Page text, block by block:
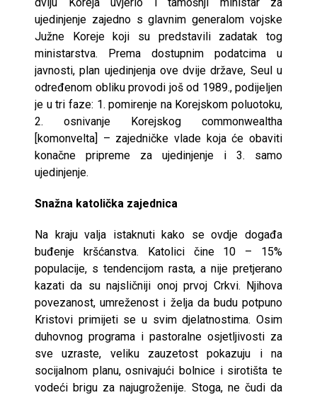
ujedinjenje zajedno s glavnim generalom vojske
Južne Koreje koji su predstavili zadatak tog
ministarstva. Prema dostupnim podatcima u
javnosti, plan ujedinjenja ove dvije države, Seul u
određenom obliku provodi još od 1989., podijeljen
je u tri faze: 1. pomirenje na Korejskom poluotoku,
2. osnivanje Korejskog commonwealtha
[komonvelta] – zajedničke vlade koja će obaviti
konačne pripreme za ujedinjenje i 3. samo
ujedinjenje.
Snažna katolička zajednica
Na kraju valja istaknuti kako se ovdje događa
buđenje kršćanstva. Katolici čine 10 – 15%
populacije, s tendencijom rasta, a nije pretjerano
kazati da su najsličniji onoj prvoj Crkvi. Njihova
povezanost, umreženost i želja da budu potpuno
Kristovi primijeti se u svim djelatnostima. Osim
duhovnog programa i pastoralne osjetljivosti za
sve uzraste, veliku zauzetost pokazuju i na
socijalnom planu, osnivajući bolnice i sirotišta te
vodeći brigu za najugroženije. Stoga, ne čudi da